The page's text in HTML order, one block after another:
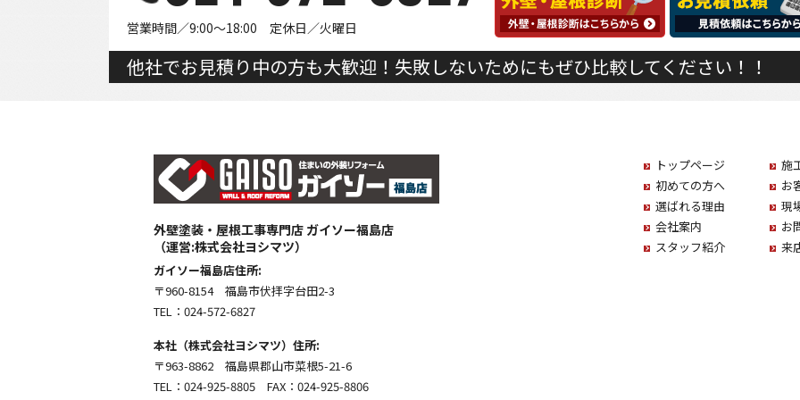
営業時間／9:00～18:00 定休日／火曜日
他社でお見積り中の方も大歓迎！失敗しないためにもぜひ比較してください！！
外壁塗装・屋根工事専門店 ガイソー福島店
（運営:株式会社ヨシマツ）
ガイソー福島店住所:
〒960-8154 福島市伏拝字台田2-3
TEL：024-572-6827
本社（株式会社ヨシマツ）住所:
〒963-8862 福島県郡山市菜根5-21-6
TEL：024-925-8805 FAX：024-925-8806
トップページ
初めての方へ
選ばれる理由
会社案内
スタッフ紹介
施
お
現
お
来